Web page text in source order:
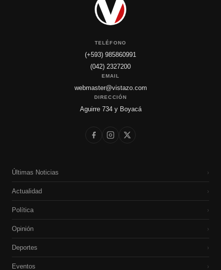
TELÉFONO
(+593) 985860991
(042) 2327200
EMAIL
webmaster@vistazo.com
DIRECCIÓN
Aguirre 734 y Boyacá
Últimas Noticias ›
Actualidad ›
Política ›
Opinión ›
Deportes ›
Eventos ›